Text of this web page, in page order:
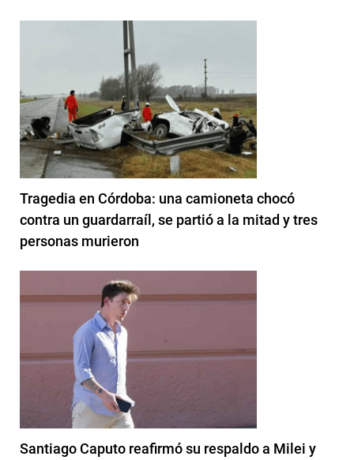
Tragedia en Córdoba: una camioneta chocó
contra un guardarraíl, se partió a la mitad y tres
personas murieron
Santiago Caputo reafirmó su respaldo a Milei y